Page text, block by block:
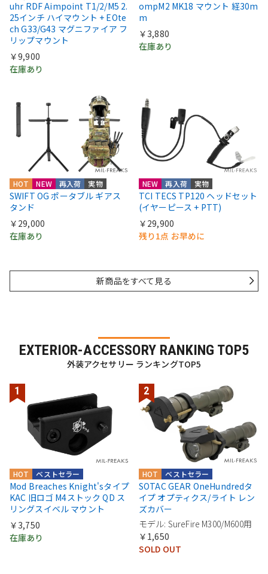
uhr RDF Aimpoint T1/2/M5 2.
25インチ ハイマウント + EOte
ch G33/G43 マグニファイア フ
リップマウント
￥9,900
在庫あり
ompM2 MK18 マウント 経30m
m
￥3,880
在庫あり
HOT NEW 再入荷 実物
SWIFT OG ポータブル ギアス
タンド
￥29,000
在庫あり
NEW 再入荷 実物
TCI TECS TP120 ヘッドセット
(イヤーピース + PTT)
￥29,900
残り1点 お早めに
新商品をすべて見る
EXTERIOR-ACCESSORY RANKING TOP5
外装アクセサリー ランキングTOP5
ベストセラー
HOT
Mod Breaches Knight'sタイプ
KAC 旧ロゴ M4ストック QD ス
リングスイベル マウント
￥3,750
在庫あり
ベストセラー
HOT
SOTAC GEAR OneHundredタ
イプ オプティクス/ライト レン
ズカバー
モデル: SureFire M300/M600用
￥1,650
SOLD OUT